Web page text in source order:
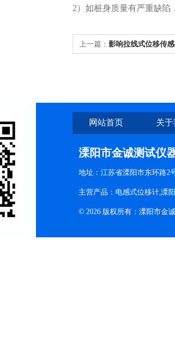
2）如桩身质量有严重缺陷
上一篇： 影响拉线式位移传
网站首页 关
溧阳市金诚测试仪
地址：江苏省溧阳市东环路2
主营产品：电感式位移计,溧
© 2026 版权所有：溧阳市金